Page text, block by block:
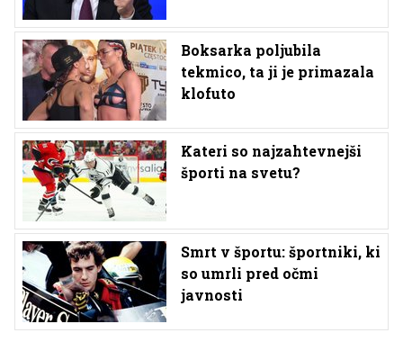
Boksarka poljubila
tekmico, ta ji je primazala
klofuto
Kateri so najzahtevnejši
športi na svetu?
Smrt v športu: športniki, ki
so umrli pred očmi
javnosti